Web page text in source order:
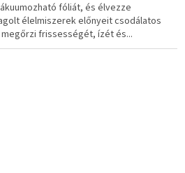
fóliát, és élvezze
élelmiszerek előnyeit csodálatos
frissességét, ízét és...